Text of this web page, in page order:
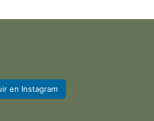
en Instagram